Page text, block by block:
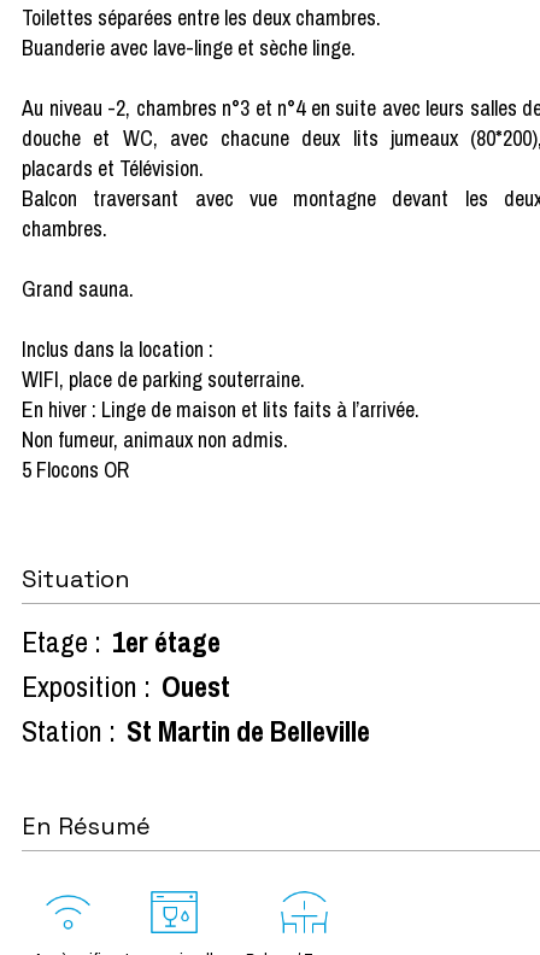
Toilettes séparées entre les deux chambres.
Buanderie avec lave-linge et sèche linge.
Au niveau -2, chambres n°3 et n°4 en suite avec leurs salles
douche et WC, avec chacune deux lits jumeaux
placards et Télévision.
Balcon traversant avec vue montagne devant les
chambres.
Grand sauna.
Inclus dans la location :
WIFI, place de parking souterraine.
En hiver : Linge de maison et lits faits à l’arrivée.
Non fumeur, animaux non admis.
5 Flocons OR
Situation
Etage : 1er étage
Exposition : Ouest
Station : St Martin de Belleville
En Résumé